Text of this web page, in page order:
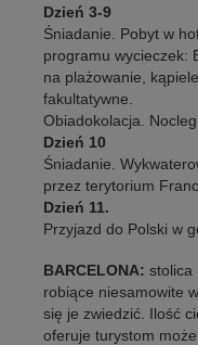
Dzień 3-9
Śniadanie. Pobyt w
programu wycieczek:
na plażowanie,
fakultatywne.
Obiadokolacja. Nocleg
Dzień 10
Śniadanie.
przez terytorium
Dzień 11.
Przyjazd do Polski w
BARCELONA: stolica
robiące niesamowite
się je zwiedzić. Ilość
oferuje turystom